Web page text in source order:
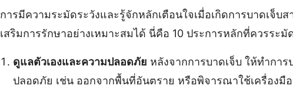
การมีความระมัดระวังและรู้จักหลักเตือนใจเมื่อเกิดการบาดเจ็บ
เสริมการรักษาอย่างเหมาะสมได้ นี่คือ 10 ประการหลักที่ควรระมั
ดูแลตัวเองและความปลอดภัย หลังจากการบาดเจ็บ ให้ทำกา
ปลอดภัย เช่น ออกจากพื้นที่อันตราย หรือพิจารณาใช้เครื่องมื